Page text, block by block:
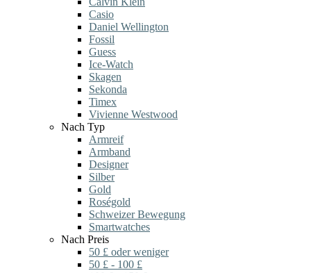
Casio
Daniel Wellington
Fossil
Guess
Ice-Watch
Skagen
Sekonda
Timex
Vivienne Westwood
Nach Typ
Armreif
Armband
Designer
Silber
Gold
Roségold
Schweizer Bewegung
Smartwatches
Nach Preis
50 £ oder weniger
50 £ - 100 £